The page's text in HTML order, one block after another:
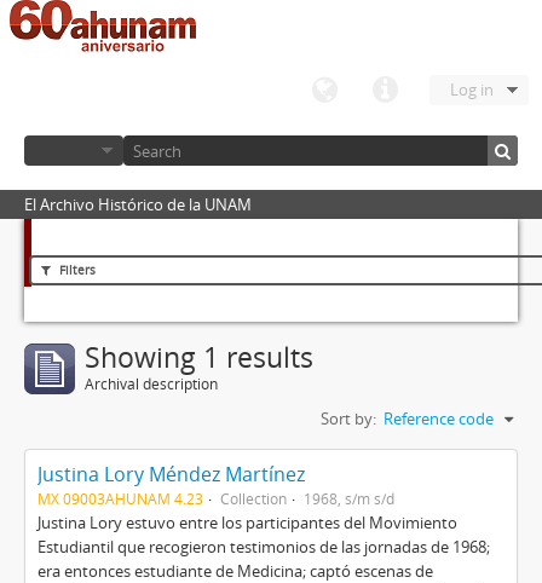
Log in
El Archivo Histórico de la UNAM
Filters
Showing 1 results
Archival description
Sort by: Reference code
Justina Lory Méndez Martínez
MX 09003AHUNAM 4.23 Collection 1968, s/m s/d
Justina Lory estuvo entre los participantes del Movimiento
Estudiantil que recogieron testimonios de las jornadas de 1968;
era entonces estudiante de Medicina; captó escenas de